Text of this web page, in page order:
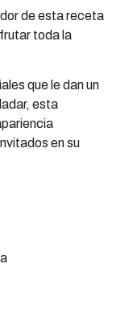
de esta receta
toda la
que le dan un
esta
en su